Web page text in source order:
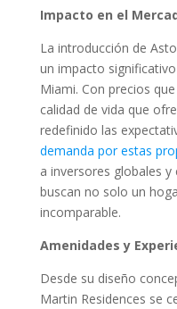
Impacto en el
La introducción de
un impacto
Miami. Con precios
calidad de vida que
redefinido las
demanda por estas
a inversores globales
buscan no solo un
incomparable.
Amenidades y
Desde su diseño
Martin Residences se